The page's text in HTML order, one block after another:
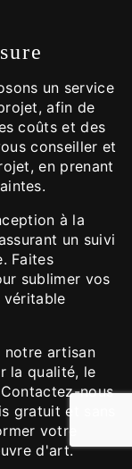
un service
afin de
coûts et des
conseiller et
en prenant
à la
un suivi
Faites
sublimer vos
véritable
notre artisan
la qualité, le
nous
gratuit et sans
votre
d'art.